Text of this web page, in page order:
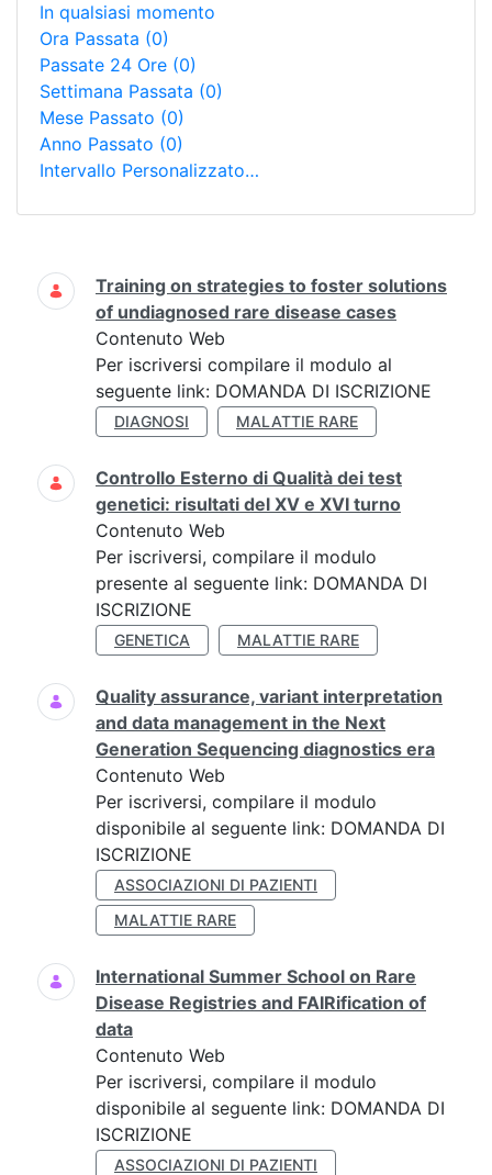
In qualsiasi momento
Ora Passata (0)
Passate 24 Ore (0)
Settimana Passata (0)
Mese Passato (0)
Anno Passato (0)
Intervallo Personalizzato…
Ricerca
Training on strategies to foster solutions
of undiagnosed rare disease cases
Contenuto Web
Per iscriversi compilare il modulo al
seguente link: DOMANDA DI ISCRIZIONE
DIAGNOSI MALATTIE RARE
Controllo Esterno di Qualità dei test
genetici: risultati del XV e XVI turno
Contenuto Web
Per iscriversi, compilare il modulo
presente al seguente link: DOMANDA DI
ISCRIZIONE
GENETICA MALATTIE RARE
Quality assurance, variant interpretation
and data management in the Next
Generation Sequencing diagnostics era
Contenuto Web
Per iscriversi, compilare il modulo
disponibile al seguente link: DOMANDA DI
ISCRIZIONE
ASSOCIAZIONI DI PAZIENTI
MALATTIE RARE
International Summer School on Rare
Disease Registries and FAIRification of
data
Contenuto Web
Per iscriversi, compilare il modulo
disponibile al seguente link: DOMANDA DI
ISCRIZIONE
ASSOCIAZIONI DI PAZIENTI